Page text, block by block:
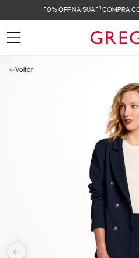
10% OFF NA SUA 1ª COMPRA
Voltar